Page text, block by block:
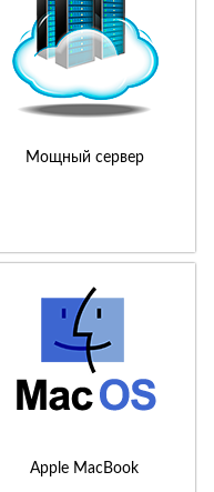
Мощный сервер
Apple MacBook